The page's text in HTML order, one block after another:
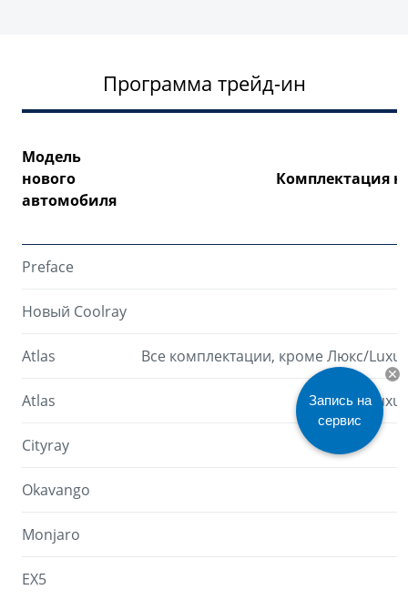
Программа трейд-ин
Модель
нового
автомобиля
Комплектация
Preface
Новый Coolray
Atlas Все комплектации, кроме Люкс/
Atlas Люкс/
Cityray
Okavango
Monjaro
EX5
Запись на
сервис